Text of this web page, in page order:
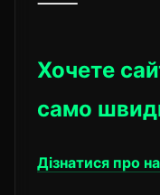
Хочете
само
Дізнатися про